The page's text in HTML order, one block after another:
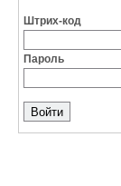
Штрих-код
Пароль